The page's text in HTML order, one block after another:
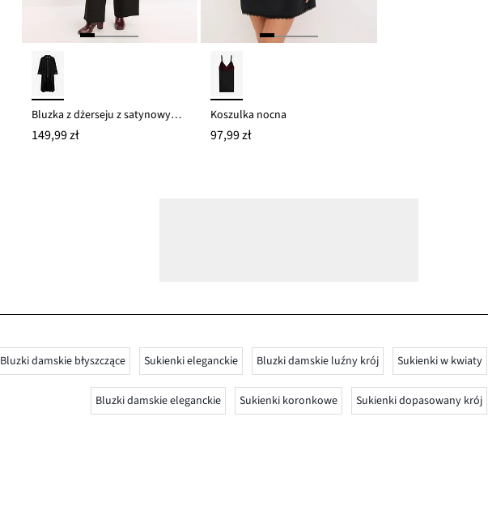
Bluzka z dżerseju z satynowymi wstawkami
149,99 zł
Koszulka nocna
97,99 zł
Bluzki damskie błyszczące Sukienki eleganckie Bluzki damskie luźny krój Sukienki w kwiaty
Bluzki damskie eleganckie Sukienki koronkowe Sukienki dopasowany krój